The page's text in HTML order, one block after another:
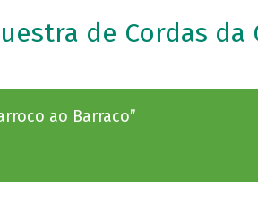
de Cordas
ao Barraco”